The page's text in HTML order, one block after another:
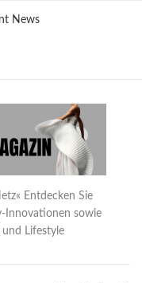
News
Entdecken Sie
Innovationen sowie
und Lifestyle